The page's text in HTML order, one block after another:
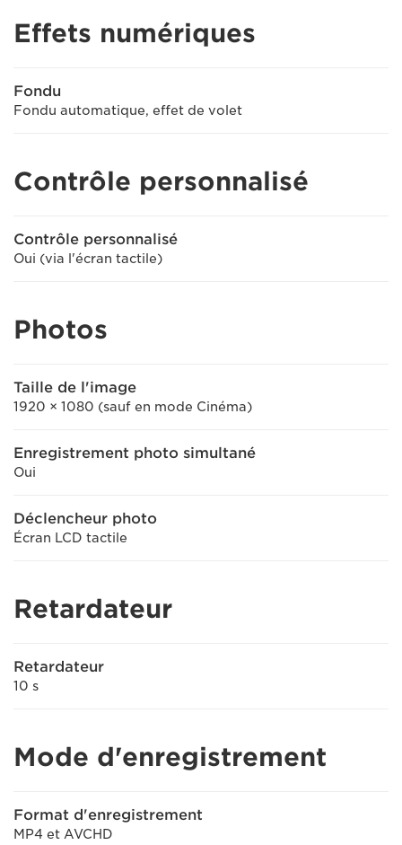
Effets numériques
Fondu
Fondu automatique, effet de volet
Contrôle personnalisé
Contrôle personnalisé
Oui (via l'écran tactile)
Photos
Taille de l'image
1920 × 1080 (sauf en mode Cinéma)
Enregistrement photo simultané
Oui
Déclencheur photo
Écran LCD tactile
Retardateur
Retardateur
10 s
Mode d'enregistrement
Format d'enregistrement
MP4 et AVCHD